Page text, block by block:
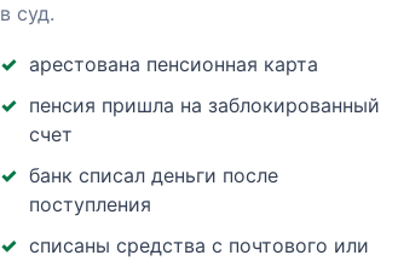
в суд.
арестована пенсионная карта
пенсия пришла на заблокированный
счет
банк списал деньги после
поступления
списаны средства с почтового или